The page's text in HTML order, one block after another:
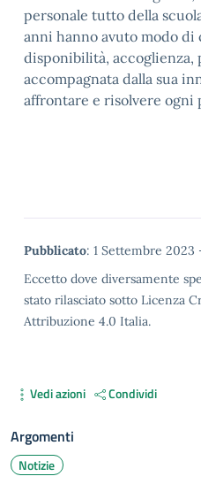
personale tutto della
anni hanno avuto modo di
disponibilità, accoglienza,
accompagnata dalla sua
affrontare e risolvere ogni
Metadata
Pubblicato: 1 Settembre 2023
Eccetto dove diversamente
stato rilasciato sotto Licenza
Attribuzione 4.0 Italia.
Vedi azioni Condividi
Argomenti
Notizie